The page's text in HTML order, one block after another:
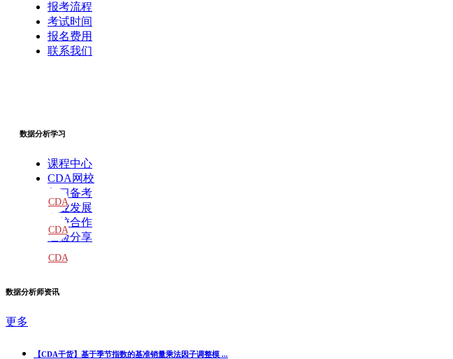
报考流程
考试时间
报名费用
联系我们
数据分析学习
课程中心
CDA网校
复习备考
职业发展
院校合作
经验分享
数据分析师资讯
更多
【CDA干货】基于季节指数的基准销量乘法因子调整模 ...
CDA
教材
CDA
题库
CDA